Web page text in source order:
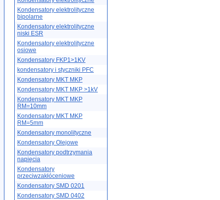
Kondensatory elektrolityczne
bipolarne
Kondensatory elektrolityczne
niski ESR
Kondensatory elektrolityczne
osiowe
Kondensatory FKP1>1KV
kondensatory i styczniki PFC
Kondensatory MKT MKP
Kondensatory MKT MKP >1kV
Kondensatory MKT MKP
RM=10mm
Kondensatory MKT MKP
RM=5mm
Kondensatory monolityczne
Kondensatory Olejowe
Kondensatory podtrzymania
napięcia
Kondensatory
przeciwzakłóceniowe
Kondensatory SMD 0201
Kondensatory SMD 0402